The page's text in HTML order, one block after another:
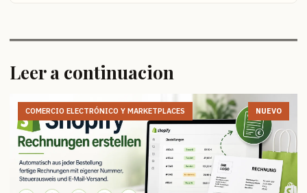
Leer a continuacion
COMERCIO ELECTRÓNICO Y MARKETPLACES NUEVO